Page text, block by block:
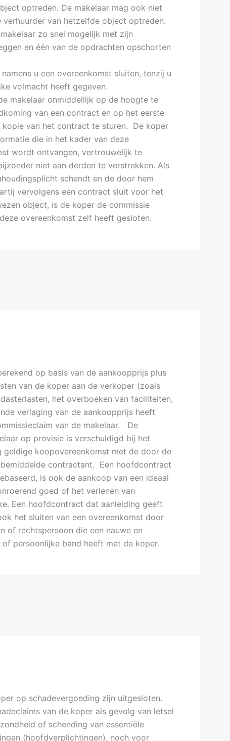
optreden. De makelaar mag ook niet
verhuurder van hetzelfde object optreden.
zo snel mogelijk met zijn
en één van de opdrachten opschorten
u een overeenkomst sluiten, tenzij u
volmacht heeft gegeven.
makelaar onmiddellijk op de hoogte te
van een contract en op het eerste
kopie van het contract te sturen. De koper
die in het kader van deze
wordt ontvangen, vertrouwelijk te
niet aan derden te verstrekken. Als
schendt en de door hem
vervolgens een contract sluit voor het
object, is de koper de commissie
overeenkomst zelf heeft gesloten.
op basis van de aankoopprijs plus
van de koper aan de verkoper (zoals
het overboeken van faciliteiten,
verlaging van de aankoopprijs heeft
van de makelaar. De
op provisie is verschuldigd bij het
geldige koopovereenkomst met de door de
contractant. Een hoofdcontract
is ook de aankoop van een ideaal
goed of het verlenen van
Een hoofdcontract dat aanleiding geeft
het sluiten van een overeenkomst door
of rechtspersoon die een nauwe en
of persoonlijke band heeft met de koper.
op schadevergoeding zijn uitgesloten.
van de koper als gevolg van letsel
of schending van essentiële
(hoofdverplichtingen), noch voor